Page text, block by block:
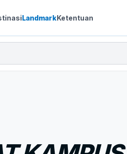
LandmarkKetentuan